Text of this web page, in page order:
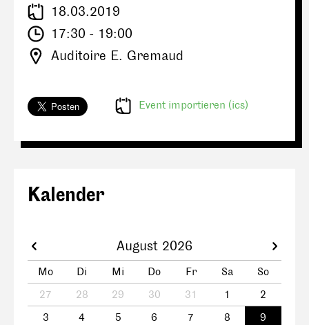
18.03.2019
17:30 - 19:00
Auditoire E. Gremaud
Event importieren (ics)
Kalender
August 2026
Mo Di Mi Do Fr Sa
So
27
28 29 30 31 1
2
3
4 5 6 7 8
9